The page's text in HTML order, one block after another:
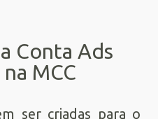
Conta Ads
MCC
ser criadas para o